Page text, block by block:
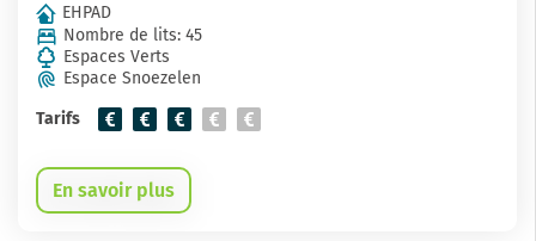
EHPAD
Nombre de lits: 45
Espaces Verts
Espace Snoezelen
Tarifs
En savoir plus